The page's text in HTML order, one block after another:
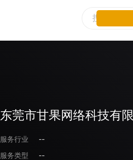
东莞市甘果网络科技有
服务行业
--
服务类型
--